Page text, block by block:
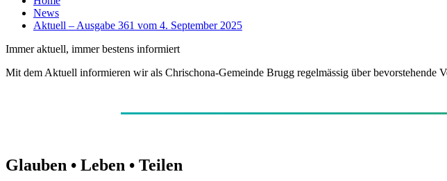
News
Aktuell – Ausgabe 361 vom 4. September 2025
Immer aktuell, immer bestens informiert
Mit dem Aktuell informieren wir als Chrischona-Gemeinde Brugg regelmässig über bevorstehende
Glauben • Leben • Teilen